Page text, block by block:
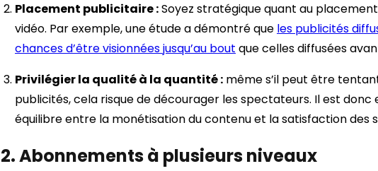
Placement publicitaire :Soyez stratégique quant au
vidéo. Par exemple, une étude a démontré que les publicités
chances d’être visionnées jusqu’au bout que celles diffusées
Privilégier la qualité à la quantité : même s’il peut être
publicités, cela risque de décourager les spectateurs. Il est donc
équilibre entre la monétisation du contenu et la satisfaction des
2. Abonnements à plusieurs niveaux